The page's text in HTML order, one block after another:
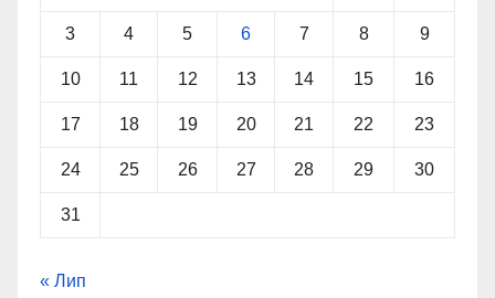
3 4 5 6 7 8 9
10 11 12 13 14 15 16
17 18 19 20 21 22 23
24 25 26 27 28 29 30
31
« Лип